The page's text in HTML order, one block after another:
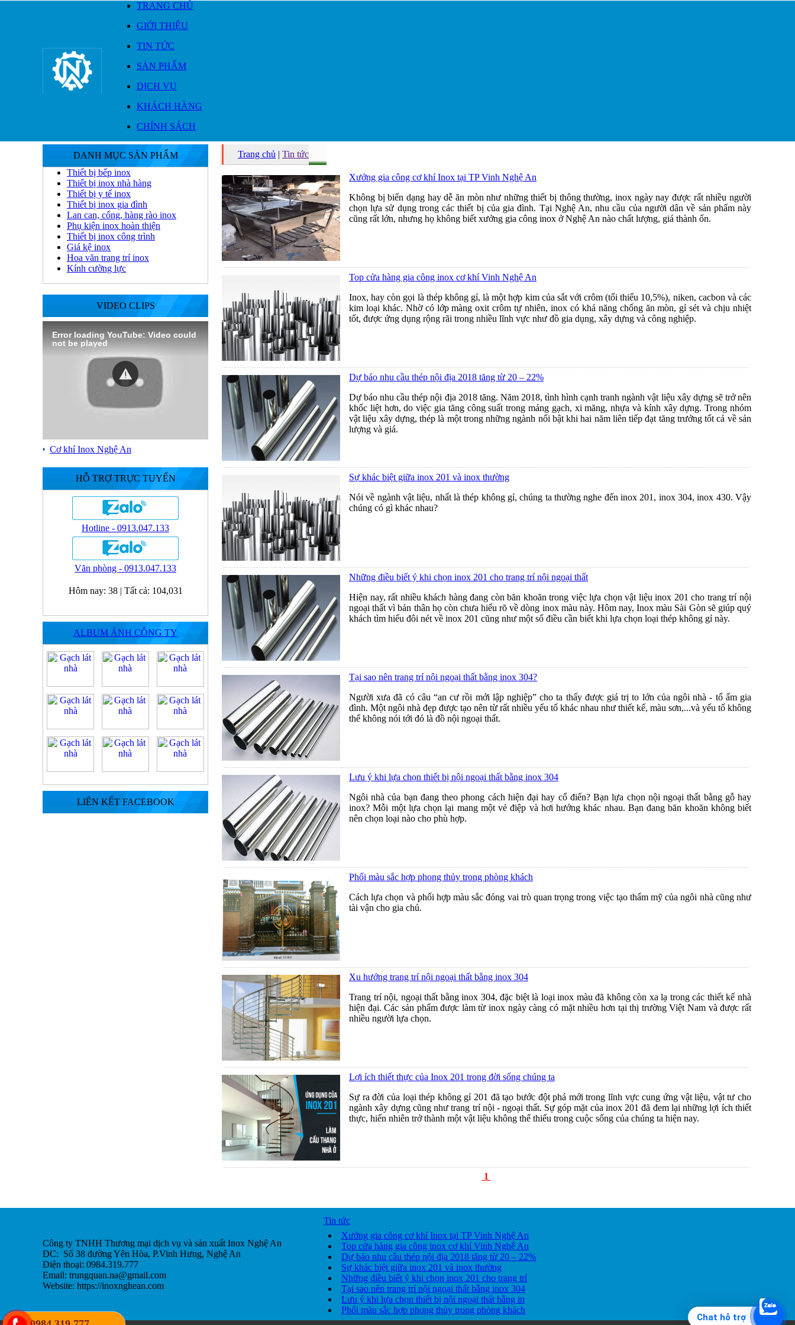
TRANG CHỦ
GIỚI THIỆU
TIN TỨC
SẢN PHẨM
DỊCH VỤ
KHÁCH HÀNG
CHÍNH SÁCH
DANH MỤC SẢN PHẨM
Thiết bị bếp inox
Thiết bị inox nhà hàng
Thiết bị y tế inox
Thiết bị inox gia đình
Lan can, cổng, hàng rào inox
Phụ kiện inox hoàn thiện
Thiết bị inox công trình
Giá kệ inox
Hoa văn trang trí inox
Kính cường lực
VIDEO CLIPS
Error loading YouTube: Video could
not be played
Cơ khí Inox Nghệ An
HỖ TRỢ TRỰC TUYẾN
Hotline - 0913.047.133
Văn phòng - 0913.047.133
Hôm nay: 38| Tất cả: 104,031
ALBUM ẢNH CÔNG TY
LIÊN KẾT FACEBOOK
Trang chủ | Tin tức
Xưởng gia công cơ khí Inox tại TP Vinh Nghệ An
Không bị biến dạng hay dễ ăn mòn như những thiết bị thông thường, inox ngày nay được rất nhiều người
chọn lựa sử dụng trong các thiết bị của gia đình. Tại Nghệ An, nhu cầu của người dân về sản phẩm này
cũng rất lớn, nhưng họ không biết xưởng gia công inox ở Nghệ An nào chất lượng, giá thành ổn.
Top cửa hàng gia công inox cơ khí Vinh Nghệ An
Inox, hay còn gọi là thép không gỉ, là một hợp kim của sắt với crôm (tối thiểu 10,5%), niken, cacbon và các
kim loại khác. Nhờ có lớp màng oxit crôm tự nhiên, inox có khả năng chống ăn mòn, gỉ sét và chịu nhiệt
tốt, được ứng dụng rộng rãi trong nhiều lĩnh vực như đồ gia dụng, xây dựng và công nghiệp.
Dự báo nhu cầu thép nội địa 2018 tăng từ 20 – 22%
Dự báo nhu cầu thép nội địa 2018 tăng. Năm 2018, tình hình cạnh tranh ngành vật liệu xây dựng sẽ trở nên
khốc liệt hơn, do việc gia tăng công suất trong mảng gạch, xi măng, nhựa và kính xây dựng. Trong nhóm
vật liệu xây dựng, thép là một trong những ngành nổi bật khi hai năm liên tiếp đạt tăng trưởng tốt cả về sản
lượng và giá.
Sự khác biệt giữa inox 201 và inox thường
Nói về ngành vật liệu, nhất là thép không gỉ, chúng ta thường nghe đến inox 201, inox 304, inox 430. Vậy
chúng có gì khác nhau?
Những điều biết ý khi chọn inox 201 cho trang trí nội ngoại thất
Hiện nay, rất nhiều khách hàng đang còn băn khoăn trong việc lựa chọn vật liệu inox 201 cho trang trí nội
ngoại thất vì bản thân họ còn chưa hiểu rõ về dòng inox màu này. Hôm nay, Inox màu Sài Gòn sẽ giúp quý
khách tìm hiểu đôi nét về inox 201 cũng như một số điều cần biết khi lựa chọn loại thép không gỉ này.
Tại sao nên trang trí nội ngoại thất bằng inox 304?
Người xưa đã có câu “an cư rồi mới lập nghiệp” cho ta thấy được giá trị to lớn của ngôi nhà - tổ ấm gia
đình. Một ngôi nhà đẹp được tạo nên từ rất nhiều yếu tố khác nhau như thiết kế, màu sơn,...và yếu tố không
thể không nói tới đó là đồ nội ngoại thất.
Lưu ý khi lựa chọn thiết bị nội ngoại thất bằng inox 304
Ngôi nhà của bạn đang theo phong cách hiện đại hay cổ điển? Bạn lựa chọn nội ngoại thất bằng gỗ hay
inox? Mỗi một lựa chọn lại mang một vẻ điệp và hơi hướng khác nhau. Bạn đang băn khoăn không biết
nên chọn loại nào cho phù hợp.
Phối màu sắc hợp phong thủy trong phòng khách
Cách lựa chọn và phối hợp màu sắc đóng vai trò quan trọng trong việc tạo thẩm mỹ của ngôi nhà cũng như
tài vận cho gia chủ.
Xu hướng trang trí nội ngoại thất bằng inox 304
Trang trí nội, ngoại thất bằng inox 304, đặc biệt là loại inox màu đã không còn xa lạ trong các thiết kế nhà
hiện đại. Các sản phẩm được làm từ inox ngày càng có mặt nhiều hơn tại thị trường Việt Nam và được rất
nhiều người lựa chọn.
Lợi ích thiết thực của Inox 201 trong đời sống chúng ta
Sự ra đời của loại thép không gỉ 201 đã tạo bước đột phá mới trong lĩnh vực cung ứng vật liệu, vật tư cho
ngành xây dựng cũng như trang trí nội - ngoại thất. Sự góp mặt của inox 201 đã đem lại những lợi ích thiết
thực, hiển nhiên trở thành một vật liệu không thể thiếu trong cuộc sống của chúng ta hiện nay.
1
Công ty TNHH Thương mại dịch vụ và sản xuất Inox Nghệ An
ĐC: Số 38 đường Yên Hòa, P.Vinh Hưng, Nghệ An
Điện thoại: 0984.319.777
Email: trungquan.na@gmail.com
Website: https://inoxnghean.com
Tin tức
Xưởng gia công cơ khí Inox tại TP Vinh Nghệ An
Top cửa hàng gia công inox cơ khí Vinh Nghệ An
Dự báo nhu cầu thép nội địa 2018 tăng từ 20 – 22%
Sự khác biệt giữa inox 201 và inox thường
Những điều biết ý khi chọn inox 201 cho trang trí
Tại sao nên trang trí nội ngoại thất bằng inox 304
Lưu ý khi lựa chọn thiết bị nội ngoại thất bằng in
Phối màu sắc hợp phong thủy trong phòng khách
Chat hỗ trợ